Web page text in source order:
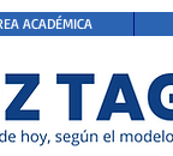
ACADÉMICA